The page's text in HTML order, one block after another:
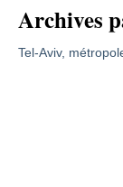
Archives
Tel-Aviv,